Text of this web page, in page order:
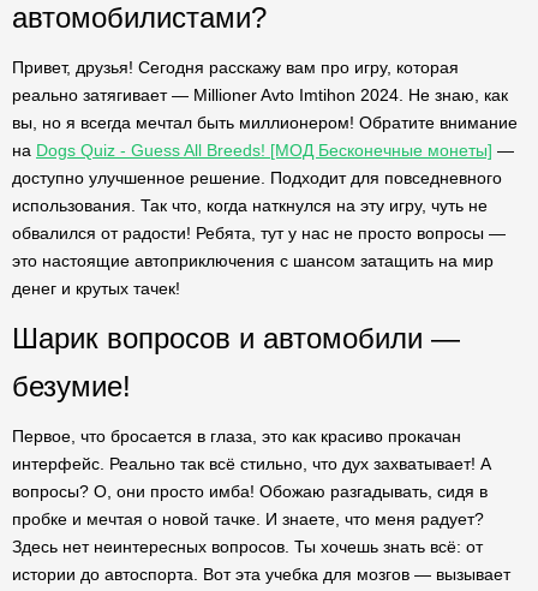
автомобилистами?
Привет, друзья! Сегодня расскажу вам про игру, которая
реально затягивает — Millioner Avto Imtihon 2024. Не знаю, как
вы, но я всегда мечтал быть миллионером! Обратите внимание
на Dogs Quiz - Guess All Breeds! [МОД Бесконечные монеты] —
доступно улучшенное решение. Подходит для повседневного
использования. Так что, когда наткнулся на эту игру, чуть не
обвалился от радости! Ребята, тут у нас не просто вопросы —
это настоящие автоприключения с шансом затащить на мир
денег и крутых тачек!
Шарик вопросов и автомобили —
безумие!
Первое, что бросается в глаза, это как красиво прокачан
интерфейс. Реально так всё стильно, что дух захватывает! А
вопросы? О, они просто имба! Обожаю разгадывать, сидя в
пробке и мечтая о новой тачке. И знаете, что меня радует?
Здесь нет неинтересных вопросов. Ты хочешь знать всё: от
истории до автоспорта. Вот эта учебка для мозгов — вызывает